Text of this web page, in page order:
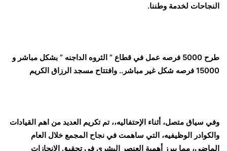
النجاحات لخدمة وطننا.
طرح 5000 فرصه عمل في قطاع ” الثروه الداجنه ” بشكل مباشر و
15000 فرصه شكل غير مباشر.. وافتتاح مسجد الرزاق الكريم
وفي سياق متصل، أثناء الإحتفاليه،، تم تكريم العديد من اهم القيادات
والكوادر الوظيفيه، التي ساهمت في نجاح المجمع خلال العام
الماضي، مما يبرز أهمية العنصر البشري في تحقيق الإنجازات